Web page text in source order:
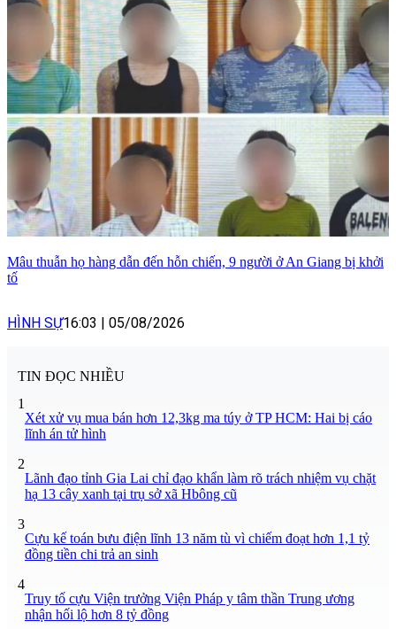
Mâu thuẫn họ hàng dẫn đến hỗn chiến, 9 người ở An Giang bị khởi
tố
HÌNH SỰ16:03 | 05/08/2026
TIN ĐỌC NHIỀU
1
Xét xử vụ mua bán hơn 12,3kg ma túy ở TP HCM: Hai bị cáo
lĩnh án tử hình
2
Lãnh đạo tỉnh Gia Lai chỉ đạo khẩn làm rõ trách nhiệm vụ chặt
hạ 13 cây xanh tại trụ sở xã Hbông cũ
3
Cựu kế toán bưu điện lĩnh 13 năm tù vì chiếm đoạt hơn 1,1 tỷ
đồng tiền chi trả an sinh
4
Truy tố cựu Viện trưởng Viện Pháp y tâm thần Trung ương
nhận hối lộ hơn 8 tỷ đồng